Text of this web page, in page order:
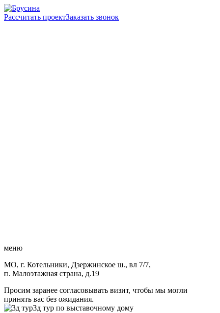
Рассчитать проектЗаказать звонок
меню
МО, г. Котельники, Дзержинское ш., вл 7/7,
п. Малоэтажная страна, д.19
Просим заранее согласовывать визит, чтобы мы могли
принять вас без ожидания.
3д тур по выставочному дому